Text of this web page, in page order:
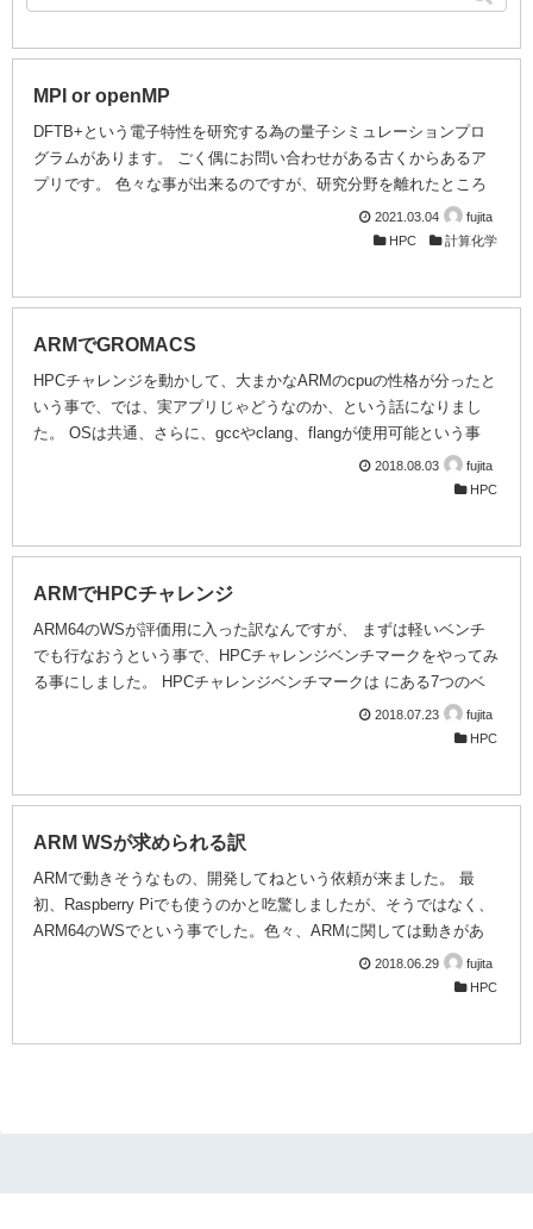
python2のサポート終了に関係して、site-packageを入れたrpmパッ
何なものか、というのが実際のところです。 いやいや、python3を
使えばいいじゃないというの...
MPI or openMP
DFTB+という電子特性を研究する為の量子シミュレーションプロ
グラムがあります。 ごく偶にお問い合わせがある古くからあるア
プリです。 色々な事が出来るのですが、研究分野を離れたところ
で興味深い点がありまして、それは、元々、並列をOpenMPで実装
していたという点です。 ver17.1までは、OpenMPだけで実装され
ンプットはないかいなという事で、レシピというサンプルの中の
2D carbon armchairのv1 densityを求めるインプット...
2021.03.04
fujita
HPC
計算化学
ARMでGROMACS
HPCチャレンジを動かして、大まかなARMのcpuの性格が分ったと
いう事で、では、実アプリじゃどうなのか、という話になりまし
た。 OSは共通、さらに、gccやclang、flangが使用可能という事
で、ソースがあるlinux上の大抵のアプリはポート出来るとは思いは
するものの、やはり、ポーティングされた例が多いものである方が
いでしょう。という訳で、gromacsをビルドして動かしてみる事に
しました。 gromacsを選択する理由として 1、OpenSourceであ
2018.08.03
fujita
HPC
ARMでHPCチャレンジ
ARM64のWSが評価用に入った訳なんですが、 まずは軽いベンチ
でも行なおうという事で、HPCチャレンジベンチマークをやってみ
る事にしました。 HPCチャレンジベンチマークは にある7つのベ
ンチマークを行なってスパコンの性能を調査するベンチマークで、
京がHPCチャンレンジ賞を取った事とか、古くは地球シミュレータ
で取っても仕方ない面はあったり、STAR◯◯というベンチマーク
結果の説明が少なかったり、結果が盛り難いという難点？があった
2018.07.23
fujita
HPC
ARM WSが求められる訳
ARMで動きそうなもの、開発してねという依頼が来ました。 最
初、Raspberry Piでも使うのかと吃驚しましたが、そうではなく、
ARM64のWSでという事でした。色々、ARMに関しては動きがあ
りますが、 ・アップルが次世代CPUにARMを採用するのではない
かという推測が出ているらしい事。 ・マイクロソフトがARMで動
2018.06.29
fujita
HPC